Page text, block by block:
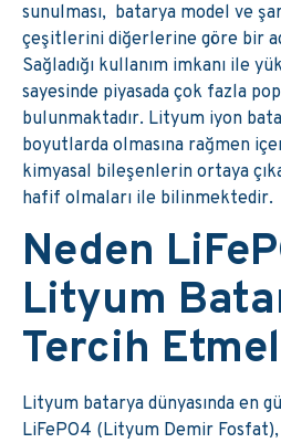
sunulması, batarya model ve
çeşitlerini diğerlerine göre bir
Sağladığı kullanım imkanı ile
sayesinde piyasada çok fazla
bulunmaktadır. Lityum iyon
boyutlarda olmasına rağmen
kimyasal bileşenlerin ortaya
hafif olmaları ile bilinmektedir.
Neden
Lityum
Tercih
Lityum batarya dünyasında en
LiFePO4 (Lityum Demir